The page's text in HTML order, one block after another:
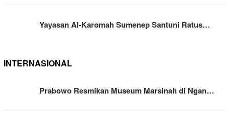
Yayasan Al-Karomah Sumenep Santuni Ratus…
INTERNASIONAL
Prabowo Resmikan Museum Marsinah di Ngan…